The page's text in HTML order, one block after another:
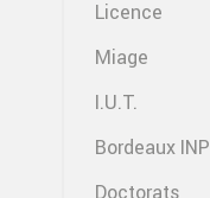
Licence
Miage
I.U.T.
Bordeaux INP
Doctorats